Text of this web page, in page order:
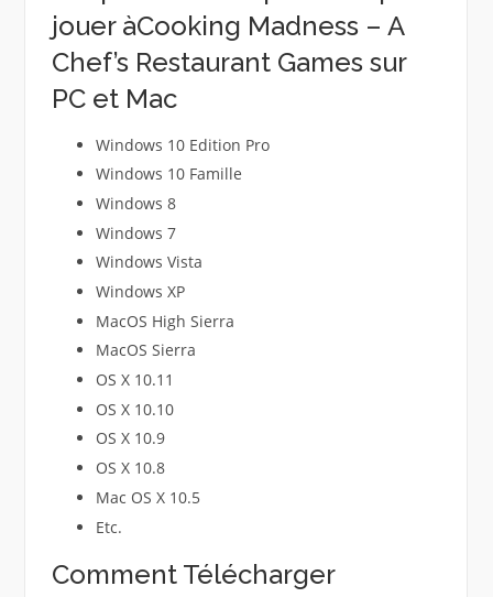
jouer àCooking Madness – A
Chef’s Restaurant Games sur
PC et Mac
Windows 10 Edition Pro
Windows 10 Famille
Windows 8
Windows 7
Windows Vista
Windows XP
MacOS High Sierra
MacOS Sierra
OS X 10.11
OS X 10.10
OS X 10.9
OS X 10.8
Mac OS X 10.5
Etc.
Comment Télécharger